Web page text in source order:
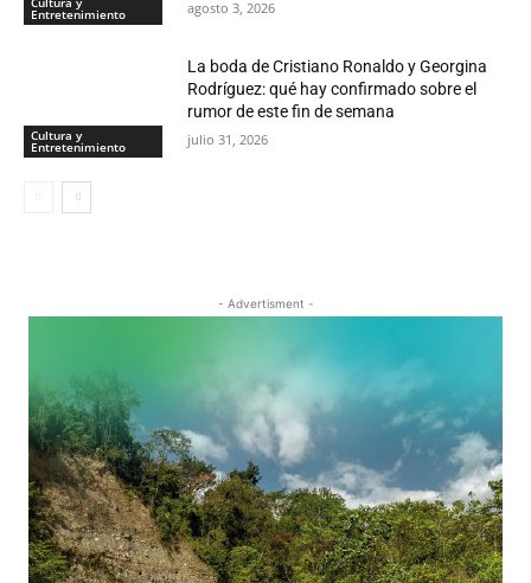
Entretenimiento agosto 3, 2026
Cultura y
Entretenimiento
La boda de Cristiano Ronaldo y Georgina
Rodríguez: qué hay confirmado sobre el
rumor de este fin de semana
julio 31, 2026
- Advertisment -